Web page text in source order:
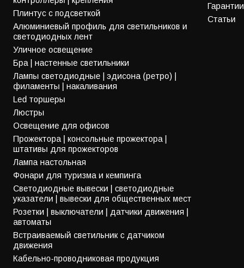
Плинтус с подсветкой
Алюминиевый профиль для светильников и
светодиодных лент
Уличное освещение
Бра | настенные светильники
Лампы светодиодные | эдисона (ретро) |
филаменты | накаливания
Led торшеры
Люстры
Освещение для офисов
Прожектора | консольные прожектора |
штативы для прожекторов
Лампа настольная
Фонари для туризма и кемпинга
Светодиодные вывески | светодиодные
указатели | вывески для общественных мест
Розетки | выключатели | датчики движения |
автоматы
Встраиваемый светильник с датчиком
движения
Кабельно-проводниковая продукция
Гарантии
Статьи